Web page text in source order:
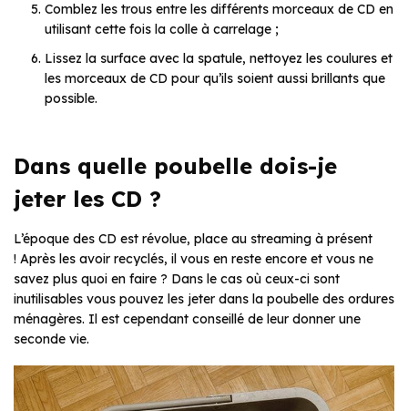
Comblez les trous entre les différents morceaux de CD en
utilisant cette fois la colle à carrelage ;
Lissez la surface avec la spatule, nettoyez les coulures et
les morceaux de CD pour qu’ils soient aussi brillants que
possible.
Dans quelle poubelle dois-je
jeter les CD ?
L’époque des CD est révolue, place au streaming à présent
! Après les avoir recyclés, il vous en reste encore et vous ne
savez plus quoi en faire ? Dans le cas où ceux-ci sont
inutilisables vous pouvez les jeter dans la poubelle des ordures
ménagères. Il est cependant conseillé de leur donner une
seconde vie.